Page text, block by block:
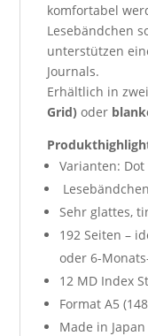
komfortabel
Lesebändchen
unterstützen
Journals.
Erhältlich in
Grid) oder
Varianten:
Lesebändchen
Sehr glattes,
192 Seiten –
oder 6-
12 MD Index
Format A5
Made in Japan